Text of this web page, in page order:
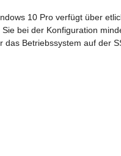
10 Pro verfügt über
bei der Konfiguration
Betriebssystem auf der